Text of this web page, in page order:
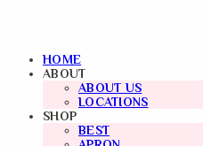
HOME
ABOUT
ABOUT US
LOCATIONS
SHOP
BEST